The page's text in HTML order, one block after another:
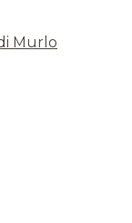
Murlo